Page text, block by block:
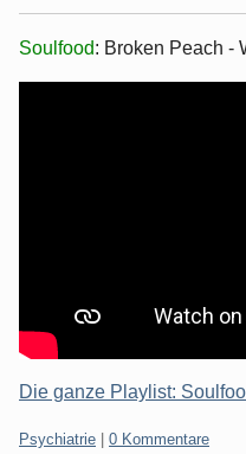
Soulfood: Broken Peach -
Die ganze Playlist:
Kategorien:
Psychiatrie
0 Kommentare